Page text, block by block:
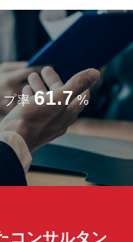
プ率 61.7 %
コンサルタン